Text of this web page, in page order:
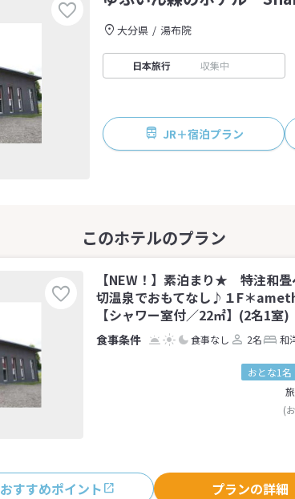
大分県 湯布院
日本旅行 収集中
JR＋宿泊プラン
【NEW！】素泊まり★ 特注和
切温泉でおもてなし♪１F＊
【シャワー室付／22㎡】(2名1室)
食事なし 2名 和
おとな1名
(
おすすめポイント プランの詳細